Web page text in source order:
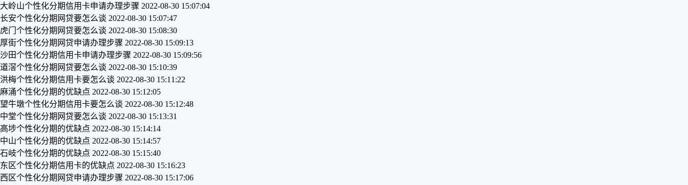
大岭山个性化分期信用卡申请办理步骤 2022-08-30 15:07:04
长安个性化分期网贷要怎么谈 2022-08-30 15:07:47
虎门个性化分期网贷要怎么谈 2022-08-30 15:08:30
厚街个性化分期网贷申请办理步骤 2022-08-30 15:09:13
沙田个性化分期信用卡申请办理步骤 2022-08-30 15:09:56
道滘个性化分期网贷要怎么谈 2022-08-30 15:10:39
洪梅个性化分期信用卡要怎么谈 2022-08-30 15:11:22
麻涌个性化分期的优缺点 2022-08-30 15:12:05
望牛墩个性化分期信用卡要怎么谈 2022-08-30 15:12:48
中堂个性化分期网贷要怎么谈 2022-08-30 15:13:31
高埗个性化分期的优缺点 2022-08-30 15:14:14
中山个性化分期的优缺点 2022-08-30 15:14:57
石岐个性化分期的优缺点 2022-08-30 15:15:40
东区个性化分期信用卡的优缺点 2022-08-30 15:16:23
西区个性化分期网贷申请办理步骤 2022-08-30 15:17:06